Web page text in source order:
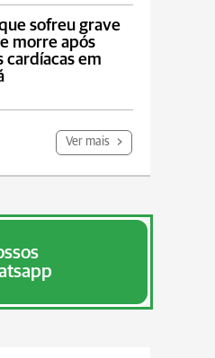
sofreu grave
morre após
cardíacas em
Ver mais